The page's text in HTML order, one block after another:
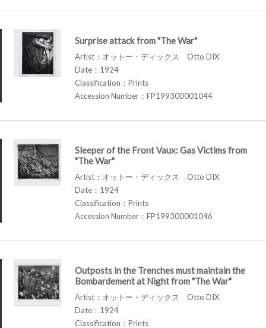
Surprise attack from "The War"
Artist：オットー・ディックス Otto DIX
Date：1924
Classification：Prints
Accession Number：FP199300001044
Sleeper of the Front Vaux: Gas Victims from
"The War"
Artist：オットー・ディックス Otto DIX
Date：1924
Classification：Prints
Accession Number：FP199300001046
Outposts in the Trenches must maintain the
Bombardement at Night from "The War"
Artist：オットー・ディックス Otto DIX
Date：1924
Classification：Prints